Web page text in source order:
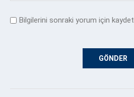
Bilgilerini sonraki yorum için kaydet.